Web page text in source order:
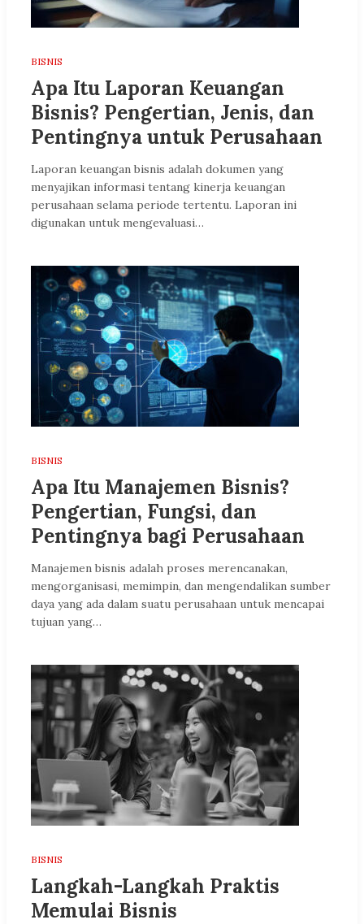
BISNIS
Apa Itu Laporan Keuangan
Bisnis? Pengertian, Jenis, dan
Pentingnya untuk Perusahaan
Laporan keuangan bisnis adalah dokumen yang
menyajikan informasi tentang kinerja keuangan
perusahaan selama periode tertentu. Laporan ini
digunakan untuk mengevaluasi…
BISNIS
Apa Itu Manajemen Bisnis?
Pengertian, Fungsi, dan
Pentingnya bagi Perusahaan
Manajemen bisnis adalah proses merencanakan,
mengorganisasi, memimpin, dan mengendalikan sumber
daya yang ada dalam suatu perusahaan untuk mencapai
tujuan yang…
BISNIS
Langkah-Langkah Praktis
Memulai Bisnis